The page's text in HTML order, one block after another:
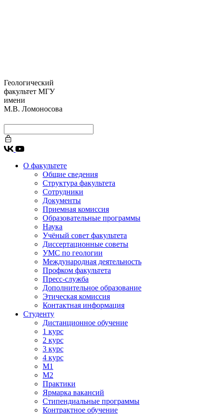
Геологический
факультет МГУ
имени
М.В. Ломоносова
О факультете
Общие сведения
Структура факультета
Сотрудники
Документы
Приемная комиссия
Образовательные программы
Наука
Учёный совет факультета
Диссертационные советы
УМС по геологии
Международная деятельность
Профком факультета
Пресс-служба
Дополнительное образование
Этическая комиссия
Контактная информация
Студенту
Дистанционное обучение
1 курс
2 курс
3 курс
4 курс
М1
М2
Практики
Ярмарка вакансий
Стипендиальные программы
Контрактное обучение